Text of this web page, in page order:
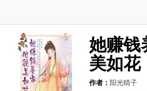
她赚钱
美如花
作者： 阳光晴子